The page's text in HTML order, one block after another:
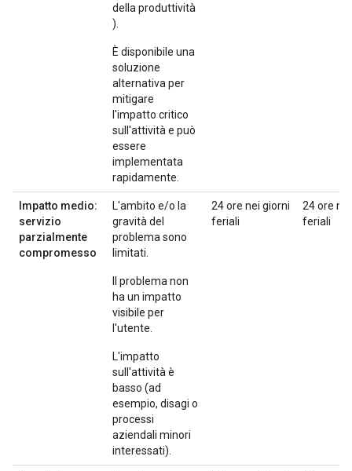
della produttività
).
È disponibile una
soluzione
alternativa per
mitigare
l'impatto critico
sull'attività e può
essere
implementata
rapidamente.
Impatto medio:
servizio
parzialmente
compromesso
L'ambito e/o la
gravità del
problema sono
limitati.
Il problema non
ha un impatto
visibile per
l'utente.
L'impatto
sull'attività è
basso (ad
esempio, disagi o
processi
aziendali minori
interessati).
24 ore nei giorni
feriali
24 ore
feriali